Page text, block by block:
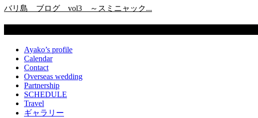
バリ島 ブログ vol3 ～スミニャック...
Ayako’s profile
Calendar
Contact
Overseas wedding
Partnership
SCHEDULE
Travel
ギャラリー